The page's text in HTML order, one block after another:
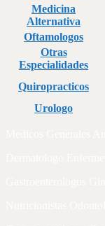
Medicina
Alternativa
Oftamologos
Otras
Especialidades
Quiropracticos
Urologo